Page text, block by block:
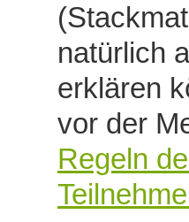
natürlich
erklären
vor der
Regeln